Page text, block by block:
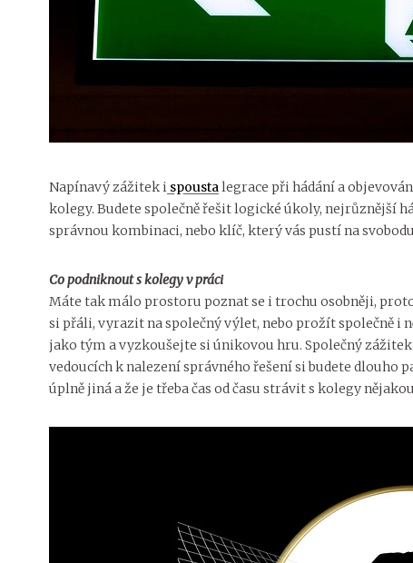
Napínavý zážitek ispoustalegrace při hádání a
kolegy. Budete společně řešit logické úkoly, nejrůznější
správnou kombinaci, nebo klíč, který vás pustí na
Co podniknout s kolegy v práci
Máte tak málo prostoru poznat se i trochu osobněji,
si přáli, vyrazit na společný výlet, nebo prožít společně i
jako tým a vyzkoušejte si únikovou hru. Společný
vedoucích k nalezení správného řešení si budete dlouho
úplně jiná a že je třeba čas od času strávit s kolegy